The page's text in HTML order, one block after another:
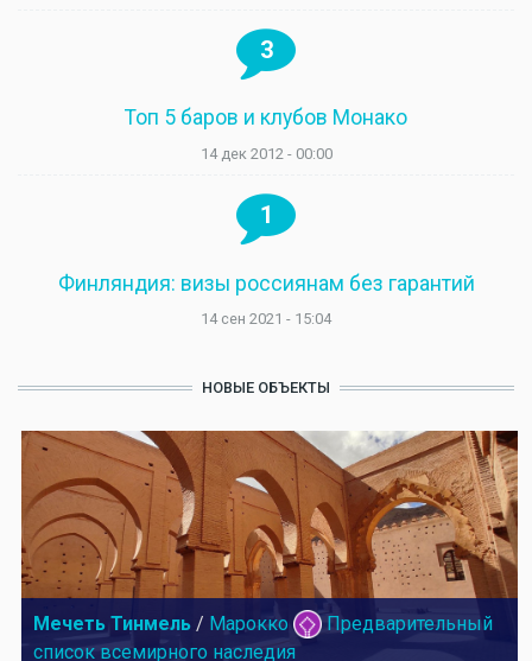
3
Топ 5 баров и клубов Монако
14 дек 2012 - 00:00
1
Финляндия: визы россиянам без гарантий
14 сен 2021 - 15:04
НОВЫЕ ОБЪЕКТЫ
Мечеть Тинмель / Марокко
Предварительный
список всемирного наследия